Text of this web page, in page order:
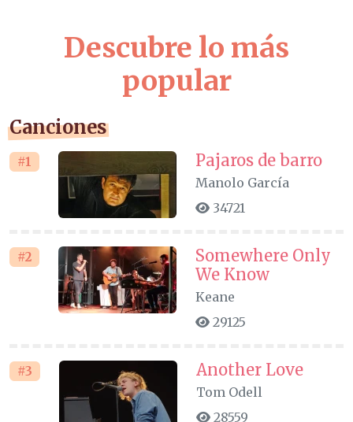
Descubre lo más
popular
Canciones
#1 Pajaros de barro
Manolo García
34721
#2
Somewhere Only
We Know
Keane
29125
#3 Another Love
Tom Odell
28559